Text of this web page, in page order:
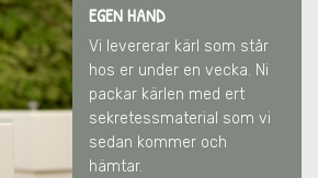
EGEN HAND
Vi levererar kärl som står
hos er under en vecka. Ni
packar kärlen med ert
sekretessmaterial som vi
sedan kommer och
hämtar.